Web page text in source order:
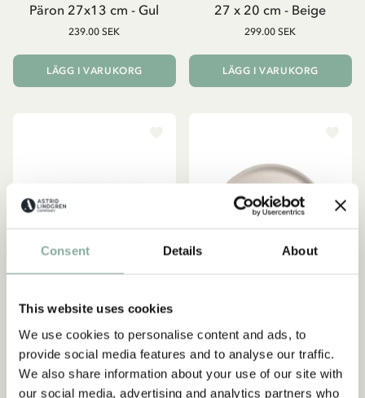
Consent Details About
This website uses cookies
We use cookies to personalise content and ads, to
provide social media features and to analyse our traffic.
We also share information about your use of our site with
our social media, advertising and analytics partners who
Päron 27x13 cm - Gul
239.00 SEK
LÄGG I VARUKORG
27 x 20 cm - Beige
299.00 SEK
LÄGG I VARUKORG
Bricka Pippi Långstrump
Födelsedag 27x20 cm -
PIPPI LÅNGSTRUMP
Bricka Emil & Ida i
Lönneberga Ø 35 cm -
EMIL I LÖNNEBERGA